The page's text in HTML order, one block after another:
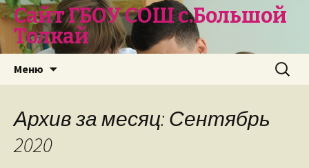
Сайт ГБОУ СОШ с.Большой
Толкай
Меню Найти:
Архив за месяц: Сентябрь
2020